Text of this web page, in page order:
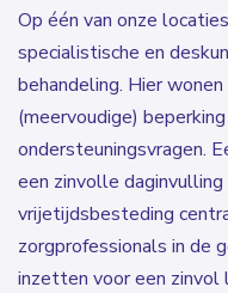
Op één van onze
specialistische en
behandeling. Hier
(meervoudige)
ondersteuningsvragen.
een zinvolle
vrijetijdsbesteding
zorgprofessionals in de
inzetten voor een zinvol